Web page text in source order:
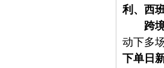
利、西
跨
动下多
下单日